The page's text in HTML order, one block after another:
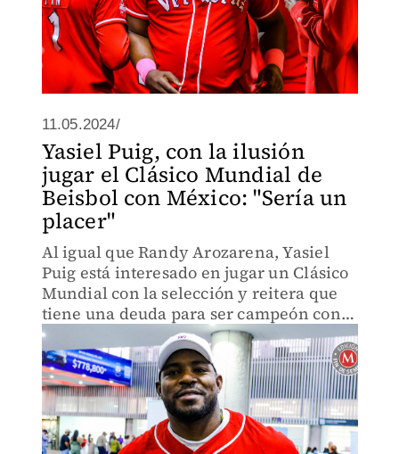
11.05.2024/
Yasiel Puig, con la ilusión
jugar el Clásico Mundial de
Beisbol con México: "Sería un
placer"
Al igual que Randy Arozarena, Yasiel
Puig está interesado en jugar un Clásico
Mundial con la selección y reitera que
tiene una deuda para ser campeón con
El Águila de Veracruz